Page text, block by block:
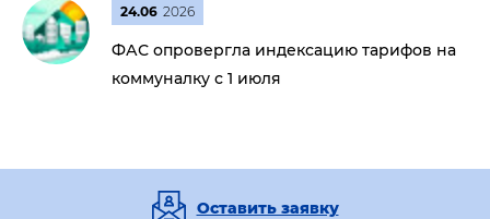
24.06 2026
ФАС опровергла индексацию тарифов на
коммуналку с 1 июля
Оставить заявку